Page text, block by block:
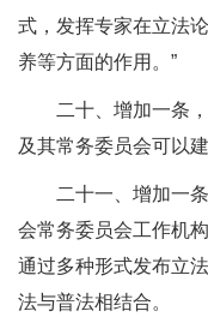
式，发挥专家在立法
养等方面的作用。”
二十、增加一条，
及其常务委员会可以
二十一、增加一条
会常务委员会工作机
通过多种形式发布立
法与普法相结合。